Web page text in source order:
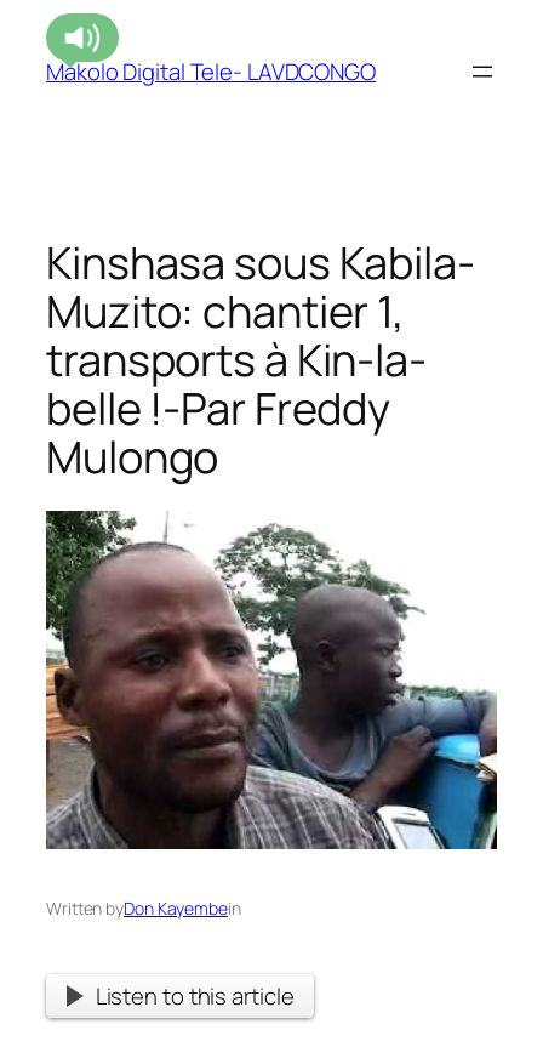
Makolo Digital Tele- LAVDCONGO
Kinshasa sous Kabila-
Muzito: chantier 1,
transports à Kin-la-
belle !-Par Freddy
Mulongo
Written byDon Kayembein
Listen to this article